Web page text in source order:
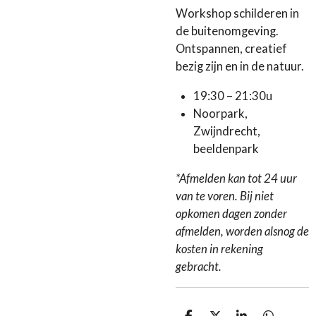
Workshop schilderen in
de buitenomgeving.
Ontspannen, creatief
bezig zijn en in de natuur.
19:30 – 21:30u
Noorpark,
Zwijndrecht,
beeldenpark
*Afmelden kan tot 24 uur
van te voren. Bij niet
opkomen dagen zonder
afmelden, worden alsnog de
kosten in rekening
gebracht.